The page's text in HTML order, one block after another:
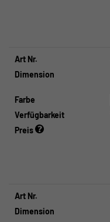
Art Nr.
Dimension
Farbe
Verfügbarkeit
Preis
Art Nr.
Dimension